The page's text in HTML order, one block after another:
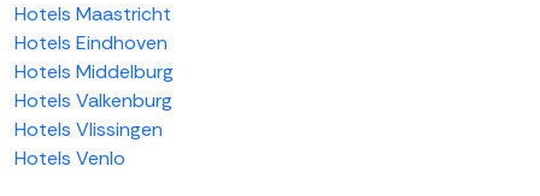
Hotels Maastricht
Hotels Eindhoven
Hotels Middelburg
Hotels Valkenburg
Hotels Vlissingen
Hotels Venlo